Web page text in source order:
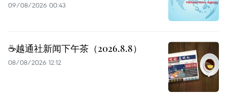
09/08/2026 00:43
☕️越通社新闻下午茶（2026.8.8）
08/08/2026 12:12